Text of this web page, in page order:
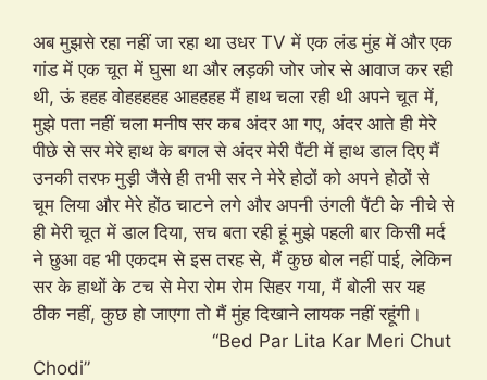
अब मुझसे रहा नहीं जा रहा था उधर TV में एक लंड मुंह में और एक
गांड में एक चूत में घुसा था और लड़की जोर जोर से आवाज कर रही
थी, ऊं हहह वोहहहहह आहहहह मैं हाथ चला रही थी अपने चूत में,
मुझे पता नहीं चला मनीष सर कब अंदर आ गए, अंदर आते ही मेरे
पीछे से सर मेरे हाथ के बगल से अंदर मेरी पैंटी में हाथ डाल दिए मैं
उनकी तरफ मुड़ी जैसे ही तभी सर ने मेरे होठों को अपने होठों से
चूम लिया और मेरे होंठ चाटने लगे और अपनी उंगली पैंटी के नीचे से
ही मेरी चूत में डाल दिया, सच बता रही हूं मुझे पहली बार किसी मर्द
ने छुआ वह भी एकदम से इस तरह से, मैं कुछ बोल नहीं पाई, लेकिन
सर के हाथों के टच से मेरा रोम रोम सिहर गया, मैं बोली सर यह
ठीक नहीं, कुछ हो जाएगा तो मैं मुंह दिखाने लायक नहीं रहूंगी।
“Bed Par Lita Kar Meri Chut
Chodi”